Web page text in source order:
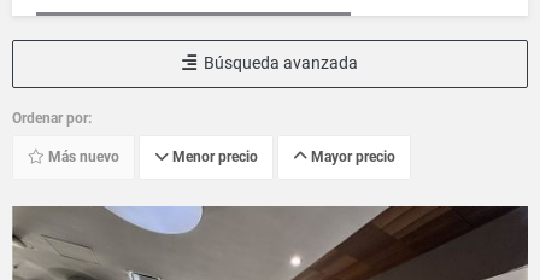
Búsqueda avanzada
Ordenar por:
Más nuevo Menor precio Mayor precio